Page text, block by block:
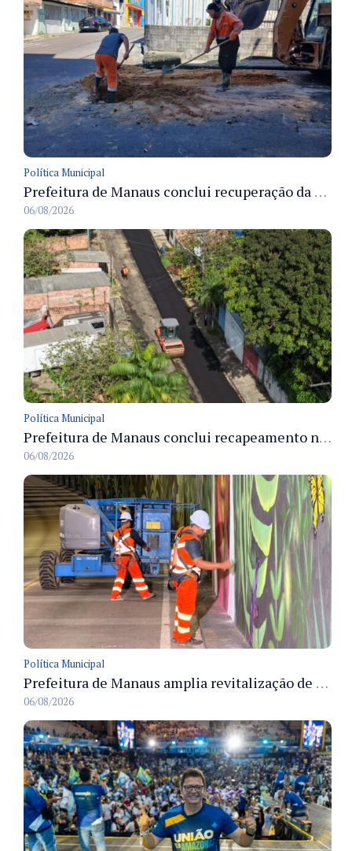
Política Municipal
Prefeitura de Manaus conclui recuperação da rede de drenagem na avenida E do bairro Alvorada
06/08/2026
Política Municipal
Prefeitura de Manaus conclui recapeamento na rua Praia de Itamaracá e melhora mobilidade no Parque Rio Solimões
06/08/2026
Política Municipal
Prefeitura de Manaus amplia revitalização de viadutos com pintura em grafite e instalação de LED
06/08/2026